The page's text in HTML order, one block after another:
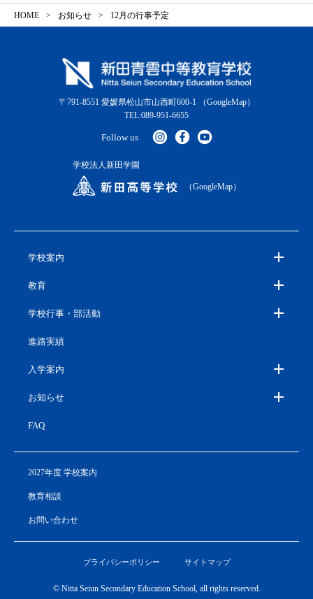
HOME お知らせ 12月の行事予定
〒791-8551 愛媛県松山市山西町600-1
（GoogleMap）
TEL:089-951-6655
Follow us
学校法人新田学園
（GoogleMap）
学校案内
教育
学校行事・部活動
進路実績
入学案内
お知らせ
FAQ
2027年度 学校案内
教育相談
お問い合わせ
プライバシーポリシー サイトマップ
© Nitta Seiun Secondary Education School, all rights reserved.